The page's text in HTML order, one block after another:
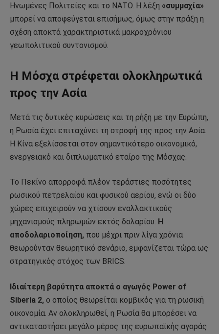
Ηνωμένες Πολιτείες και το ΝΑΤΟ. Η λέξη «συμμαχία»
μπορεί να αποφεύγεται επισήμως, όμως στην πράξη η
σχέση αποκτά χαρακτηριστικά μακροχρόνιου
γεωπολιτικού συντονισμού.
Η Μόσχα στρέφεται ολοκληρωτικά
προς την Ασία
Μετά τις δυτικές κυρώσεις και τη ρήξη με την Ευρώπη,
η Ρωσία έχει επιταχύνει τη στροφή της προς την Ασία.
Η Κίνα εξελίσσεται στον σημαντικότερο οικονομικό,
ενεργειακό και διπλωματικό εταίρο της Μόσχας.
Το Πεκίνο απορροφά πλέον τεράστιες ποσότητες
ρωσικού πετρελαίου και φυσικού αερίου, ενώ οι δύο
χώρες επιχειρούν να χτίσουν εναλλακτικούς
μηχανισμούς πληρωμών εκτός δολαρίου. Η
αποδολαριοποίηση, που μέχρι πριν λίγα χρόνια
θεωρούνταν θεωρητικό σενάριο, εμφανίζεται τώρα ως
στρατηγικός στόχος των BRICS.
Ιδιαίτερη βαρύτητα αποκτά ο αγωγός Power of
Siberia 2, ο οποίος θεωρείται κομβικός για τη ρωσική
οικονομία. Αν ολοκληρωθεί, η Ρωσία θα μπορέσει να
αντικαταστήσει μεγάλο μέρος της ευρωπαϊκής αγοράς